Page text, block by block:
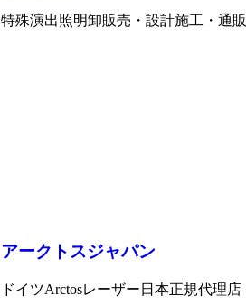
特殊演出照明卸販売・設計施工・通販
アークトスジャパン
ドイツArctosレーザー日本正規代理店